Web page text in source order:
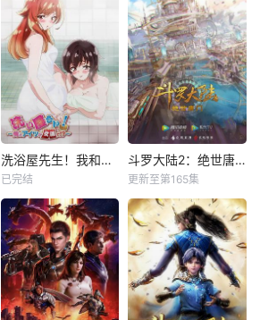
洗浴屋先生！我和那家伙在女浴池！？
已完结
斗罗大陆2：绝世唐门
更新至第165集